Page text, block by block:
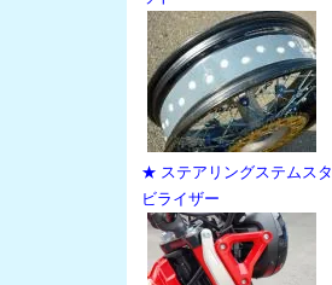
★ ステアリングステムスタ
ビライザー